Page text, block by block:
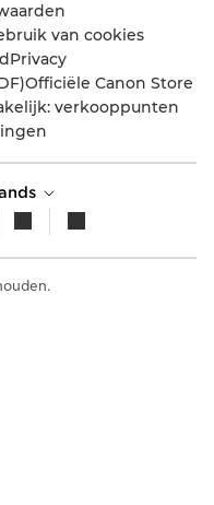
van cookies
Privacy
Officiële Canon Store
verkooppunten